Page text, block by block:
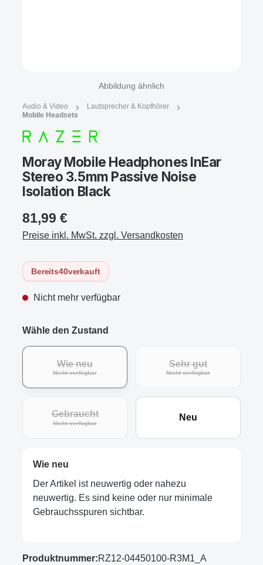
Abbildung ähnlich
Audio & Video
Lautsprecher & Kopfhörer
Mobile Headsets
Moray Mobile Headphones InEar
Stereo 3.5mm Passive Noise
Isolation Black
81,99 €
Preise inkl. MwSt. zzgl. Versandkosten
Bereits40verkauft
Nicht mehr verfügbar
Wähle den Zustand
Wie neu
Nicht verfügbar(Diese Option ist zurzeit nicht verfügbar.)
Sehr gut
Nicht verfügbar(Diese Option ist
Gebraucht
Nicht verfügbar(Diese Option ist zurzeit nicht verfügbar.)
Neu
Wie neu
Der Artikel ist neuwertig oder nahezu
neuwertig. Es sind keine oder nur minimale
Gebrauchsspuren sichtbar.
Produktnummer:RZ12-04450100-R3M1_A